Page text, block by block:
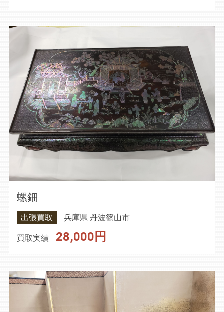
螺鈿
出張買取 兵庫県 丹波篠山市
買取実績 28,000円